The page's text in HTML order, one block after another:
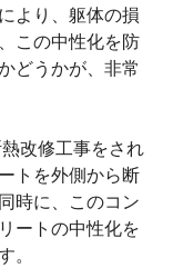
より、躯体の損
この中性化を防
どうかが、非常
改修工事をされ
トを外側から断
時に、このコン
ートの中性化を
。